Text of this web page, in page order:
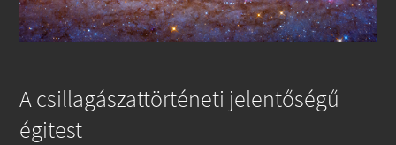
A csillagászattörténeti jelentőségű
égitest